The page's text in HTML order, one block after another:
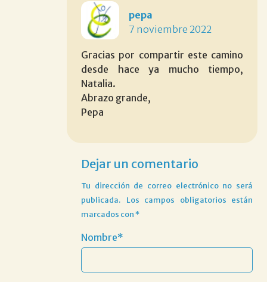
pepa
7 noviembre 2022
Gracias por compartir este camino
desde hace ya mucho tiempo,
Natalia.
Abrazo grande,
Pepa
Dejar un comentario
Tu dirección de correo electrónico no será
publicada.
Los campos obligatorios están
marcados con*
Nombre*